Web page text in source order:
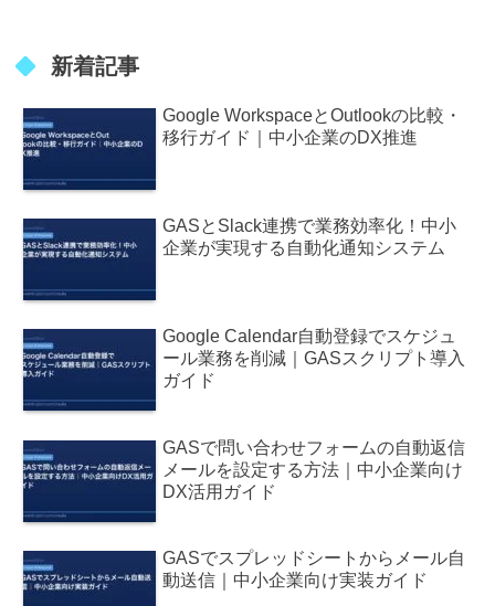
新着記事
Google WorkspaceとOutlookの比較・
移行ガイド｜中小企業のDX推進
GASとSlack連携で業務効率化！中小
企業が実現する自動化通知システム
Google Calendar自動登録でスケジュ
ール業務を削減｜GASスクリプト導入
ガイド
GASで問い合わせフォームの自動返信
メールを設定する方法｜中小企業向け
DX活用ガイド
GASでスプレッドシートからメール自
動送信｜中小企業向け実装ガイド